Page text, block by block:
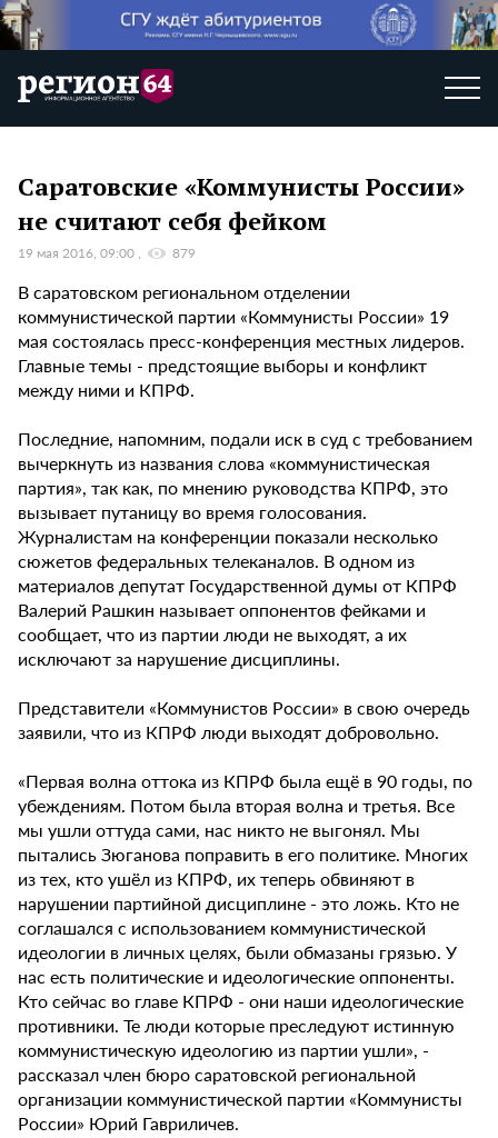
Саратовские «Коммунисты России»
не считают себя фейком
19 мая 2016, 09:00 879
В саратовском региональном отделении
коммунистической партии «Коммунисты России» 19
мая состоялась пресс-конференция местных лидеров.
Главные темы - предстоящие выборы и конфликт
между ними и КПРФ.
Последние, напомним, подали иск в суд с требованием
вычеркнуть из названия слова «коммунистическая
партия», так как, по мнению руководства КПРФ, это
вызывает путаницу во время голосования.
Журналистам на конференции показали несколько
сюжетов федеральных телеканалов. В одном из
материалов депутат Государственной думы от КПРФ
Валерий Рашкин называет оппонентов фейками и
сообщает, что из партии люди не выходят, а их
исключают за нарушение дисциплины.
Представители «Коммунистов России» в свою очередь
заявили, что из КПРФ люди выходят добровольно.
«Первая волна оттока из КПРФ была ещё в 90 годы, по
убеждениям. Потом была вторая волна и третья. Все
мы ушли оттуда сами, нас никто не выгонял. Мы
пытались Зюганова поправить в его политике. Многих
из тех, кто ушёл из КПРФ, их теперь обвиняют в
нарушении партийной дисциплине - это ложь. Кто не
соглашался с использованием коммунистической
идеологии в личных целях, были обмазаны грязью. У
нас есть политические и идеологические оппоненты.
Кто сейчас во главе КПРФ - они наши идеологические
противники. Те люди которые преследуют истинную
коммунистическую идеологию из партии ушли», -
рассказал член бюро саратовской региональной
организации коммунистической партии «Коммунисты
России» Юрий Гавриличев.